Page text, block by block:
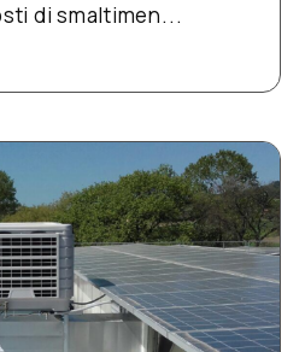
di smaltimen...